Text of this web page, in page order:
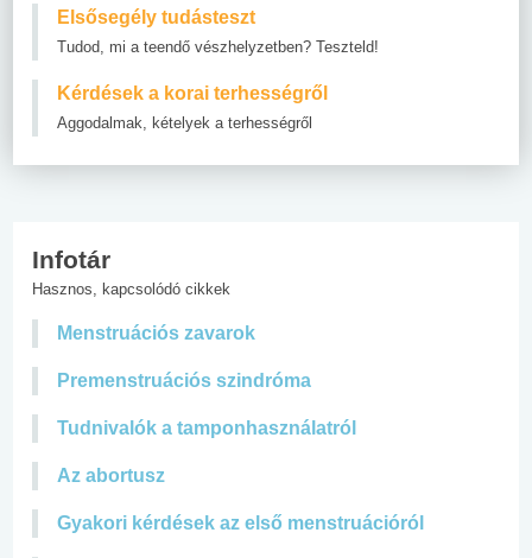
Elsősegély tudásteszt
Tudod, mi a teendő vészhelyzetben? Teszteld!
Kérdések a korai terhességről
Aggodalmak, kételyek a terhességről
Infotár
Hasznos, kapcsolódó cikkek
Menstruációs zavarok
Premenstruációs szindróma
Tudnivalók a tamponhasználatról
Az abortusz
Gyakori kérdések az első menstruációról